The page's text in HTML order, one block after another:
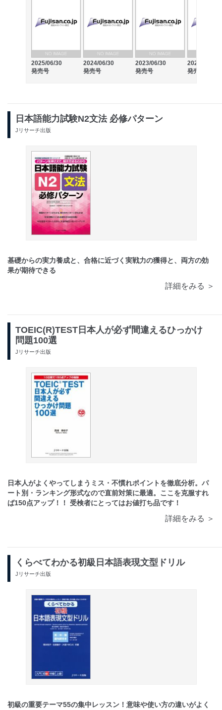
2025/06/30
発売号
2024/06/30
発売号
2023/06/30
発売号
2022/06/30
発売号
日本語能力試験N2文法 必修パターン
Jリサーチ出版
基礎からの実力養成と、合格に近づく実戦力の獲得と、両方の効
果が期待できる
詳細をみる ＞
TOEIC(R)TEST日本人が必ず間違えるひっかけ
問題100選
Jリサーチ出版
日本人がよくやってしまうミス・不慣れポイントを徹底分析。パ
ート別・ランキング形式なので直前対策に最適。ここを克服すれ
ば150点アップ！！ 受検者にとってはお値打ち品です！
詳細をみる ＞
くらべてわかる初級日本語表現文型ドリル
Jリサーチ出版
初級の重要テーマ55の集中レッスン！意味や使い方の違いがよく